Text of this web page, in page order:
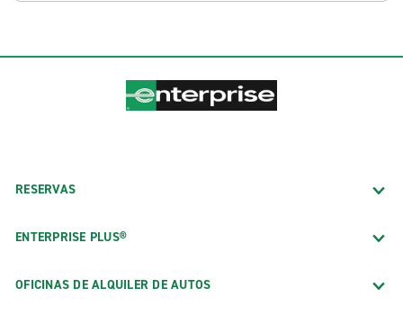
RESERVAS
ENTERPRISE PLUS®
OFICINAS DE ALQUILER DE AUTOS